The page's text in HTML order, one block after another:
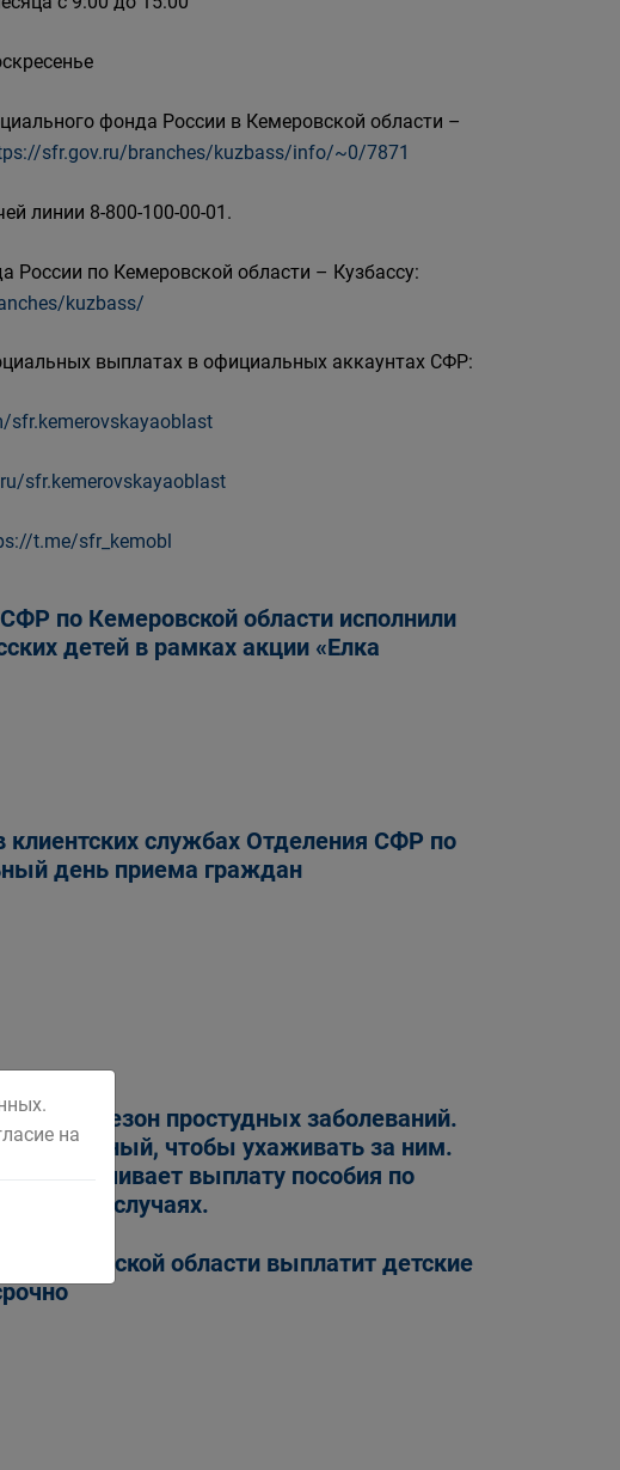
фонда России в Кемеровской области –
sfr.gov.ru/branches/kuzbass/info/~0/7871
линии 8-800-100-00-01.
по Кемеровской области – Кузбассу:
kuzbass/
выплатах в официальных аккаунтах СФР:
sfr.kemerovskayaoblast
sfr.kemerovskayaoblast
t.me/sfr_kemobl
по Кемеровской области исполнили
детей в рамках акции «Елка
клиентских службах Отделения СФР по
день приема граждан
но и сезон простудных заболеваний.
больничный, чтобы ухаживать за ним.
обеспечивает выплату пособия по
в таких случаях.
Кемеровской области выплатит детские
на